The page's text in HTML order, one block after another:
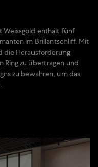
Weissgold enthält fünf
im Brillantschliff. Mit
die Herausforderung
Ring zu übertragen und
zu bewahren, um das